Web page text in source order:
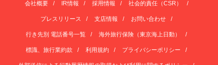
会社概要 IR情報 採用情報 社会的責任（CSR）
プレスリリース 支店情報 お問い合わせ
行き先別 電話番号一覧 海外旅行保険（東京海上日動）
標識、旅行業約款 利用規約 プライバシーポリシー